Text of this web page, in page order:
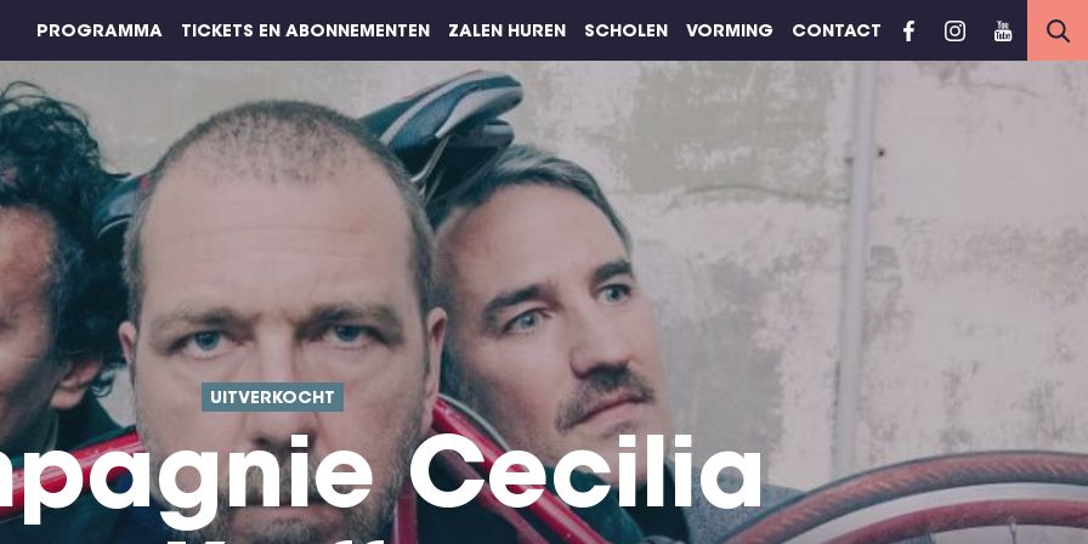
PROGRAMMA TICKETS EN ABONNEMENTEN ZALEN HUREN SCHOLEN VORMING CONTACT
UITVERKOCHT
Cecilia